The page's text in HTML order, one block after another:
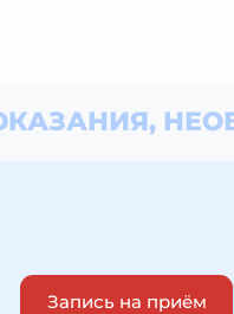
Запись на приём